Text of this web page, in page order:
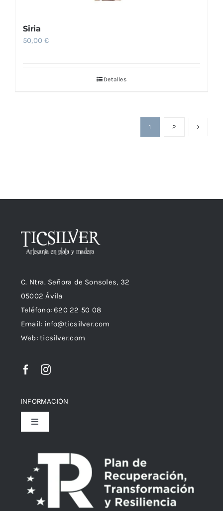
Siria
50,00€
Detalles
1 2
C. Ntra. Señora de Sonsoles, 32
05002 Ávila
Teléfono: 620 22 50 08
Email: info@ticsilver.com
Web: ticsilver.com
INFORMACIÓN
Toggle
Declaración de Accesibilidad